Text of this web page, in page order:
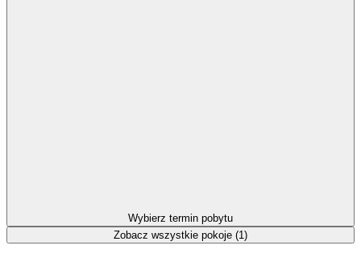
Wybierz termin pobytu
Zobacz wszystkie pokoje (1)